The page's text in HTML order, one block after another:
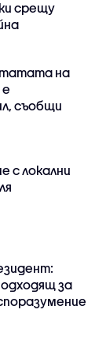
срещу
на
съобщи
с локални
за